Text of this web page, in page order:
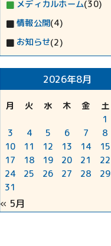
メディカルホーム(30)
情報公開(4)
お知らせ(2)
2026年8月
月 火 水 木 金 土
1
3
4 5 6 7 8
10
11 12 13 14 15
17
18 19 20 21 22
24
25 26 27 28 29
31
« 5月